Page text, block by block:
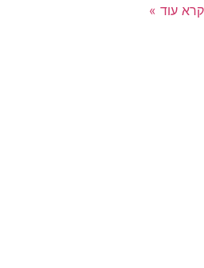
קרא עוד »